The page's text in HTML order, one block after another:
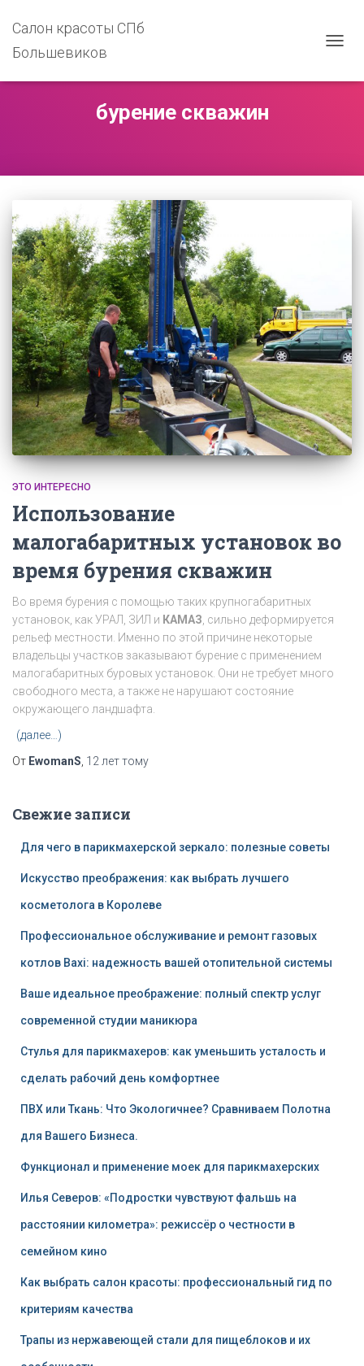
Салон красоты СПб
Большевиков
бурение скважин
ЭТО ИНТЕРЕСНО
Использование
малогабаритных установок во
время бурения скважин
Во время бурения с помощью таких крупногабаритных
установок, как УРАЛ, ЗИЛ и КАМАЗ , сильно деформируется
рельеф местности. Именно по этой причине некоторые
владельцы участков заказывают бурение с применением
малогабаритных буровых установок. Они не требует много
свободного места, а также не нарушают состояние
окружающего ландшафта.
(далее…)
От EwomanS 12 леттому
Свежие записи
Для чего в парикмахерской зеркало: полезные советы
Искусство преображения: как выбрать лучшего
косметолога в Королеве
Профессиональное обслуживание и ремонт газовых
котлов Baxi: надежность вашей отопительной системы
Ваше идеальное преображение: полный спектр услуг
современной студии маникюра
Стулья для парикмахеров: как уменьшить усталость и
сделать рабочий день комфортнее
ПВХ или Ткань: Что Экологичнее? Сравниваем Полотна
для Вашего Бизнеса.
Функционал и применение моек для парикмахерских
Илья Северов: «Подростки чувствуют фальшь на
расстоянии километра»: режиссёр о честности в
семейном кино
Как выбрать салон красоты: профессиональный гид по
критериям качества
Трапы из нержавеющей стали для пищеблоков и их